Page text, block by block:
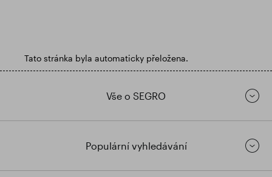
Tato stránka byla automaticky přeložena.
Vše o SEGRO
Populární vyhledávání